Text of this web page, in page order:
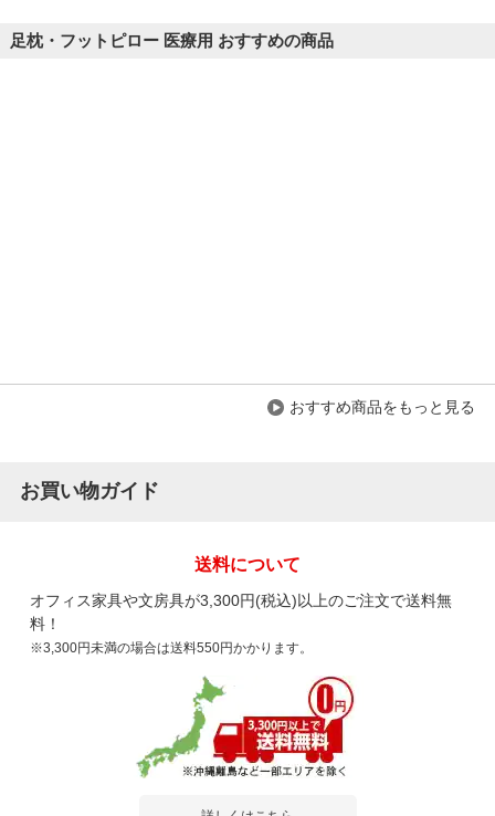
足枕・フットピロー 医療用 おすすめの商品
おすすめ商品をもっと見る
お買い物ガイド
送料について
オフィス家具や文房具が3,300円(税込)以上のご注文で送料無
料！
※3,300円未満の場合は送料550円かかります。